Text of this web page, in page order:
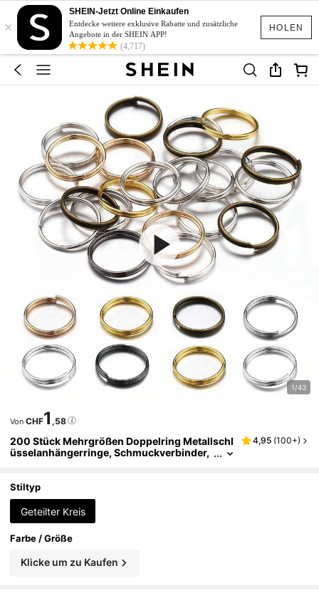
HOLEN
×
SHEIN-Jetzt Online Einkaufen
Entdecke weitere exklusive Rabatte und zusätzliche
Angebote in der SHEIN APP!
(4,717)
1/43
Von CHF1 ,58
200 Stück Mehrgrößen Doppelring Metallschl
üsselanhängerringe, Schmuckverbinder,
4,95 (100+)
Stiltyp
Geteilter Kreis
Farbe / Größe
Klicke um zu Kaufen